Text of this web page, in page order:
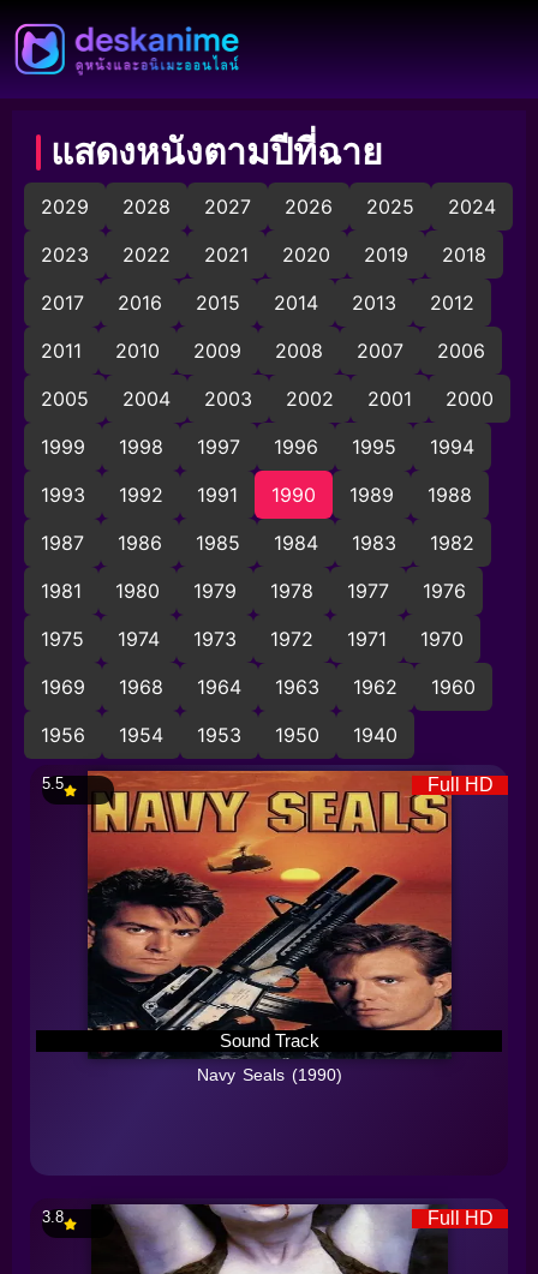
แสดงหนังตามปีที่ฉาย
2029 2028 2027 2026 2025
2024
2023
2022 2021 2020 2019
2018
2017
2016 2015 2014 2013
2012
2011
2010 2009 2008 2007
2006
2005
2004 2003 2002 2001
2000
1999
1998 1997 1996 1995
1994
1993
1992 1991 1990 1989
1988
1987
1986 1985 1984 1983
1982
1981
1980 1979 1978 1977
1976
1975
1974 1973 1972 1971
1970
1969
1968 1964 1963 1962
1960
1956
1954 1953 1950 1940
Full HD
Sound Track
5.5
Navy Seals (1990)
Full HD
3.8